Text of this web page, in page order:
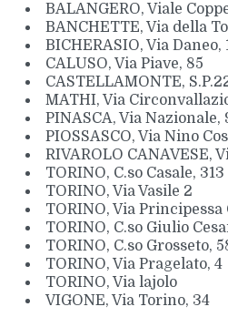
BALANGERO, Viale
BANCHETTE, Via della
BICHERASIO, Via Daneo,
CALUSO, Via Piave, 85
CASTELLAMONTE,
MATHI, Via
PINASCA, Via Nazionale,
PIOSSASCO, Via Nino
RIVAROLO CANAVESE,
TORINO, C.so Casale, 313
TORINO, Via Vasile 2
TORINO, Via Principessa
TORINO, C.so Giulio
TORINO, C.so Grosseto,
TORINO, Via Pragelato, 4
TORINO, Via lajolo
VIGONE, Via Torino, 34